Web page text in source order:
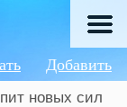
Добавить
новых сил